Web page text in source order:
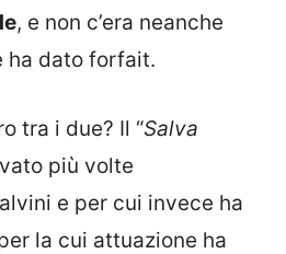
, e non c’era neanche
ha dato forfait.
tra i due? Il “Salva
più volte
e per cui invece ha
la cui attuazione ha